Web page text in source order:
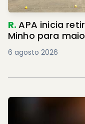
R.APA inicia
Minho para
6 agosto 2026